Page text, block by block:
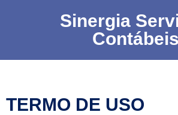
Sinergia
Contábeis
TERMO DE USO